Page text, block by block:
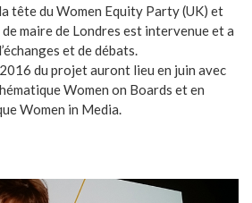
tête du Women Equity Party (UK) et
maire de Londres est intervenue et a
et de débats.
du projet auront lieu en juin avec
Women on Boards et en
Women in Media.